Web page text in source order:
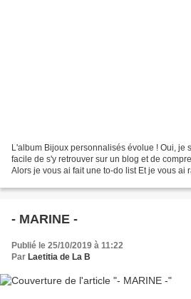
L'album Bijoux personnalisés évolue ! Oui, je
facile de s'y retrouver sur un blog et de
Alors je vous ai fait une to-do list Et je vous ai
- MARINE -
Publié le 25/10/2019 à 11:22
Par Laetitia de La B